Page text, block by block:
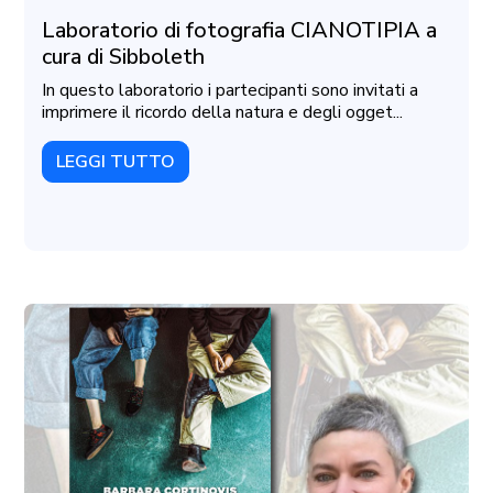
Laboratorio di fotografia CIANOTIPIA a
cura di Sibboleth
In questo laboratorio i partecipanti sono invitati a
imprimere il ricordo della natura e degli ogget...
LEGGI TUTTO